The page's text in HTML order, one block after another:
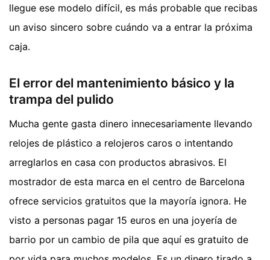
llegue ese modelo difícil, es más probable que recibas
un aviso sincero sobre cuándo va a entrar la próxima
caja.
El error del mantenimiento básico y la
trampa del pulido
Mucha gente gasta dinero innecesariamente llevando
relojes de plástico a relojeros caros o intentando
arreglarlos en casa con productos abrasivos. El
mostrador de esta marca en el centro de Barcelona
ofrece servicios gratuitos que la mayoría ignora. He
visto a personas pagar 15 euros en una joyería de
barrio por un cambio de pila que aquí es gratuito de